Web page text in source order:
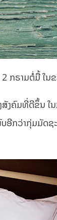
ກຣາມຕໍ່ມື້ ໃ
ຄົມທີ່ດີຂຶ້ນ ໃນ
ອີກວ່າກຸ່ມມັດ